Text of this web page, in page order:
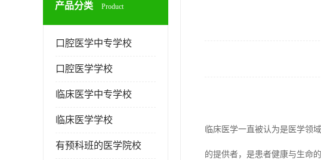
产品分类 Product
口腔医学中专学校
口腔医学学校
临床医学中专学校
临床医学学校
有预科班的医学院校
临床医学一直被认为是医学领
的提供者，是患者健康与生命